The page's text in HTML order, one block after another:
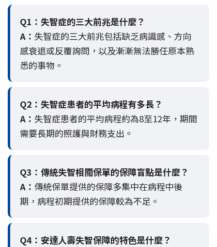
Q1：失智症的三大前兆是什麼？
A： 失智症的三大前兆包括缺乏病識感、方向
感衰退或反覆詢問，以及漸漸無法勝任原本熟
悉的事物。
Q2： 失智症患者的平均病程有多長？
A： 失智症患者的平均病程約為8至12年，期間
需要長期的照護與財務支出。
Q3： 傳統失智相關保單的保障盲點是什麼？
A： 傳統保單提供的保障多集中在病程中後
期，病程初期提供的保障較為不足。
Q4： 安達人壽失智保障的特色是什麼？